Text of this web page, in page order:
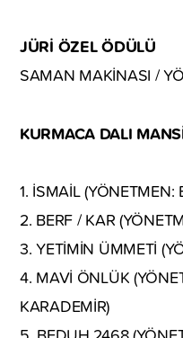
JÜRİ ÖZEL ÖDÜLÜ
SAMAN MAKİNASI /
KURMACA DALI
1. İSMAİL
2. BERF / KAR
3. YETİMİN ÜMMETİ
4. MAVİ ÖNLÜK
KARADEMİR)